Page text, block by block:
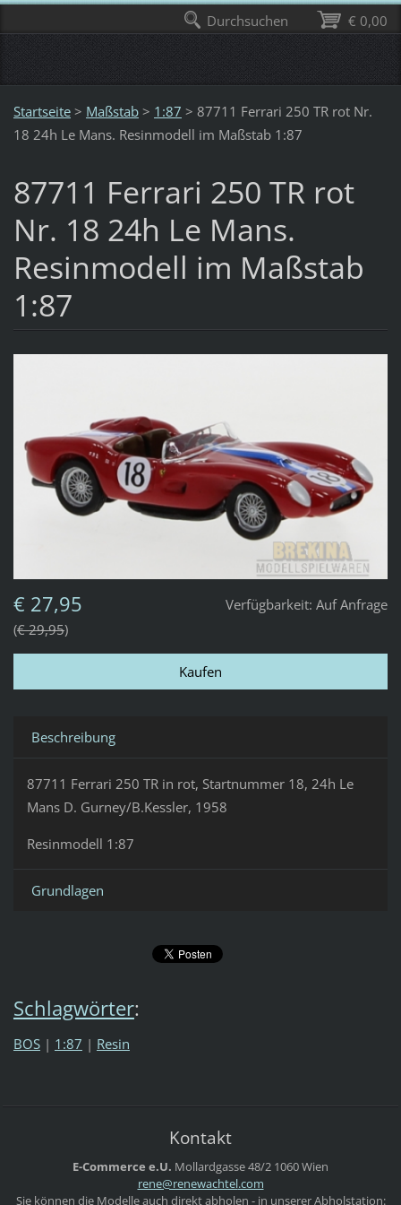
Startseite > Maßstab > 1:87 > 87711 Ferrari 250 TR rot Nr.
18 24h Le Mans. Resinmodell im Maßstab 1:87
87711 Ferrari 250 TR rot
Nr. 18 24h Le Mans.
Resinmodell im Maßstab
1:87
Verfügbarkeit: Auf Anfrage
€ 27,95
€ 29,95
Beschreibung
87711 Ferrari 250 TR in rot, Startnummer 18, 24h Le
Mans D. Gurney/B.Kessler, 1958
Resinmodell 1:87
Grundlagen
Schlagwörter:
BOS | 1:87 | Resin
Kontakt
E-Commerce e.U. Mollardgasse 48/2 1060 Wien
rene@renewachtel.com
Sie können die Modelle auch direkt abholen - in unserer Abholstation:
€ 0,00
Durchsuchen